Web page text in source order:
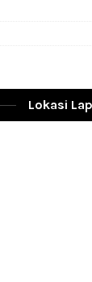
Lokasi